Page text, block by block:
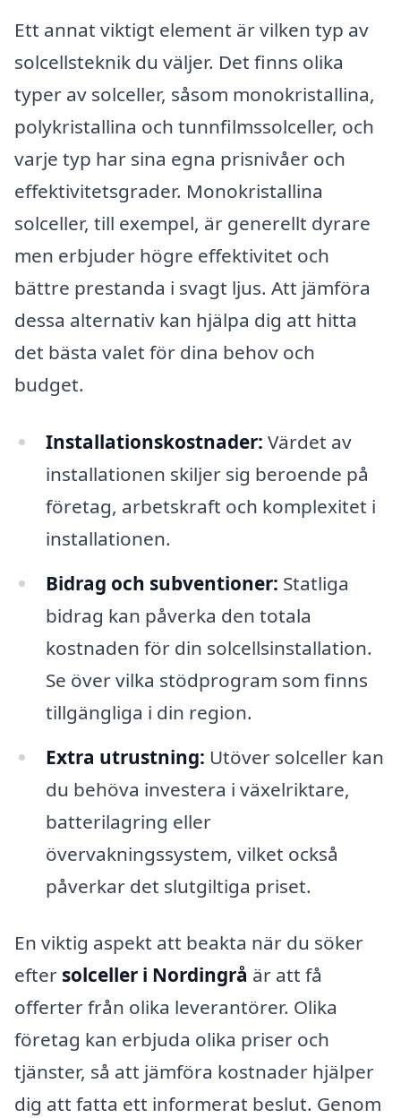
Ett annat viktigt element är vilken typ av
solcellsteknik du väljer. Det finns olika
typer av solceller, såsom monokristallina,
polykristallina och tunnfilmssolceller, och
varje typ har sina egna prisnivåer och
effektivitetsgrader. Monokristallina
solceller, till exempel, är generellt dyrare
men erbjuder högre effektivitet och
bättre prestanda i svagt ljus. Att jämföra
dessa alternativ kan hjälpa dig att hitta
det bästa valet för dina behov och
budget.
Installationskostnader: Värdet av
installationen skiljer sig beroende på
företag, arbetskraft och komplexitet i
installationen.
Bidrag och subventioner: Statliga
bidrag kan påverka den totala
kostnaden för din solcellsinstallation.
Se över vilka stödprogram som finns
tillgängliga i din region.
Extra utrustning: Utöver solceller kan
du behöva investera i växelriktare,
batterilagring eller
övervakningssystem, vilket också
påverkar det slutgiltiga priset.
En viktig aspekt att beakta när du söker
efter solceller i Nordingrå är att få
offerter från olika leverantörer. Olika
företag kan erbjuda olika priser och
tjänster, så att jämföra kostnader hjälper
dig att fatta ett informerat beslut. Genom